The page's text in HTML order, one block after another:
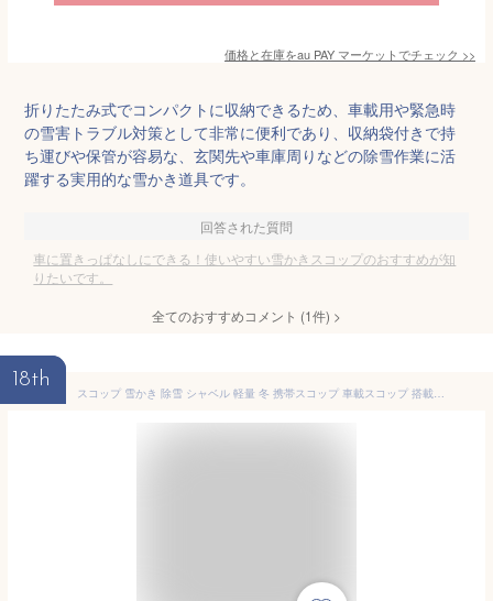
価格と在庫をau PAY マーケットでチェック >>
折りたたみ式でコンパクトに収納できるため、車載用や緊急時
の雪害トラブル対策として非常に便利であり、収納袋付きで持
ち運びや保管が容易な、玄関先や車庫周りなどの除雪作業に活
躍する実用的な雪かき道具です。
回答された質問
車に置きっぱなしにできる！使いやすい雪かきスコップのおすすめが知
りたいです。
全てのおすすめコメント (1件) >
18th
スコップ 雪かき 除雪 シャベル 軽量 冬 携帯スコップ 車載スコップ 搭載スコップ 搭載ショベル 車載 ショベル 雪かきスコップ 雪かき用スコップ スノースコップ スノーショベル コンパクト 送料無料 AT063A